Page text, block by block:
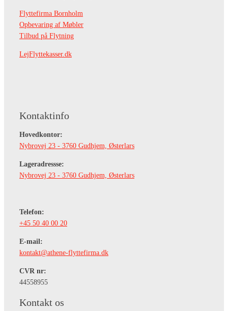
Flyttefirma Bornholm
Opbevaring af Møbler
Tilbud på Flytning
LejFlyttekasser.dk
Kontaktinfo
Hovedkontor:
Nybrovej 23 - 3760 Gudhjem, Østerlars
Lageradressse:
Nybrovej 23 - 3760 Gudhjem, Østerlars
Telefon:
+45 50 40 00 20
E-mail:
kontakt@athene-flyttefirma.dk
CVR nr:
​44558955
Kontakt os